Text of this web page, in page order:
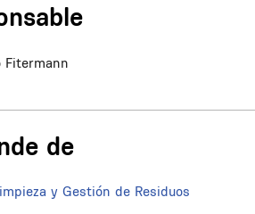
Fitermann
de
y Gestión de Residuos